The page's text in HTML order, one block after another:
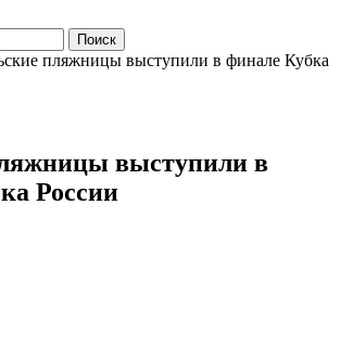
пляжницы выступили в финале Кубка
выступили в
России